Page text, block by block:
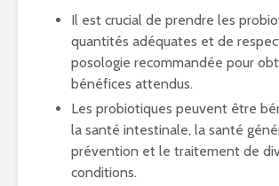
Il est crucial de prendre les
quantités adéquates et de
posologie recommandée pour
bénéfices attendus.
Les probiotiques peuvent être
la santé intestinale, la santé
prévention et le traitement de
conditions.